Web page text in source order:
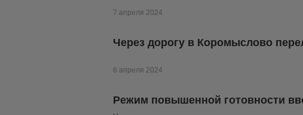
7 апреля 2024
Через дорогу в Коромыслово
6 апреля 2024
Режим повышенной готовности